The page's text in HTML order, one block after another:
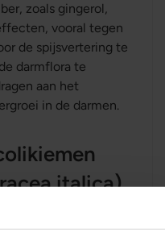
zoals gingerol,
vooral tegen
de spijsvertering te
darmflora te
aan het
in de darmen.
italica)
een
effecten heeft